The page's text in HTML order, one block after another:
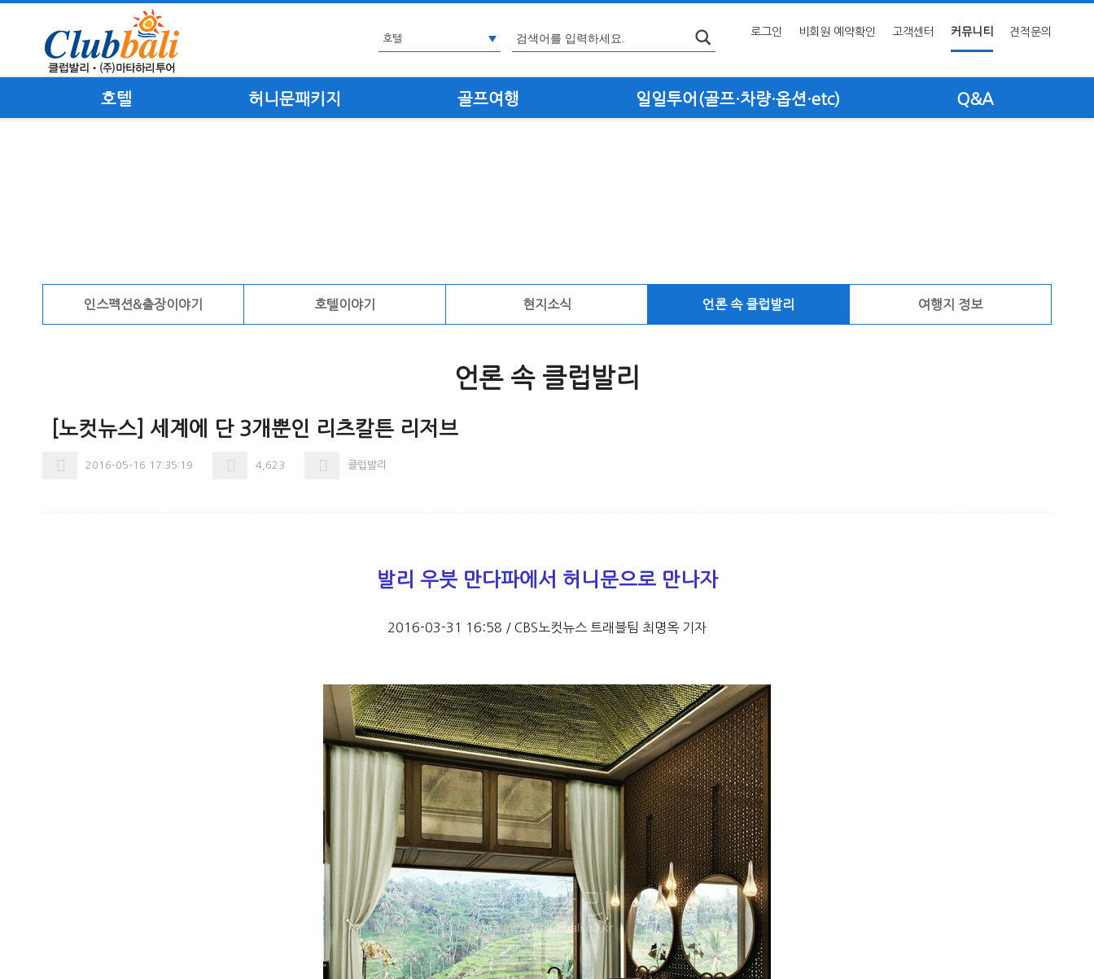
로그인 비회원 예약확인 고객센터 커뮤니티 견적문의
호텔 허니문패키지 골프여행 일일투어(골프·차량·옵션·etc) Q&A
인스펙션&출장이야기 호텔이야기 현지소식 언론 속 클럽발리 여행지 정보
언론 속 클럽발리
[노컷뉴스] 세계에 단 3개뿐인 리츠칼튼 리저브
2016-05-16 17:35:19 4,623 클럽발리
발리 우붓 만다파에서 허니문으로 만나자
2016-03-31 16:58 / CBS노컷뉴스 트래블팀 최명옥 기자